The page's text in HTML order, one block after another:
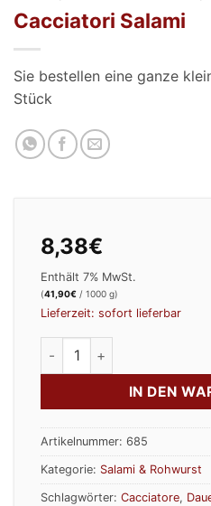
Cacciatori Salami
Sie bestellen eine ganze
Stück
8,38€
Enthält 7% MwSt.
(41,90€ / 1000 g)
Lieferzeit: sofort lieferbar
Cacciatori Salami Menge
IN DEN
Artikelnummer: 685
Kategorie: Salami & Rohwurst
Schlagwörter: Cacciatore,